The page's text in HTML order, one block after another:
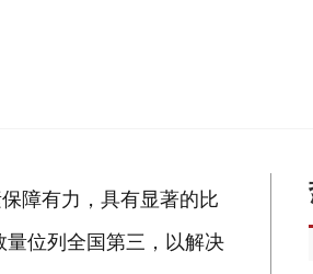
障有力，具有显著的比
位列全国第三，以解决